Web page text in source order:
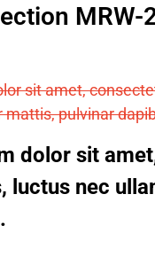
MRW-
sit amet,
mattis, pulvinar
dolor sit
luctus nec